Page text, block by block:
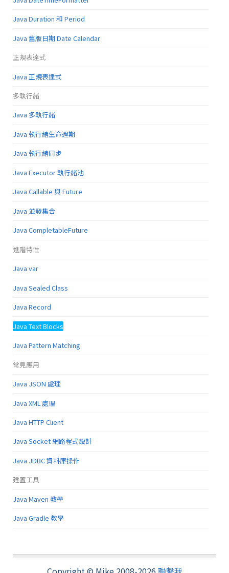
Java Duration 和 Period
Java 舊版日期 Date Calendar
正規表達式
Java 正規表達式
多執行緒
Java 多執行緒
Java 執行緒生命週期
Java 執行緒同步
Java Executor 執行緒池
Java Callable 與 Future
Java 並發集合
Java CompletableFuture
進階特性
Java var
Java Sealed Class
Java Record
Java Text Blocks
Java Pattern Matching
常見應用
Java JSON 處理
Java XML 處理
Java HTTP Client
Java Socket 網路程式設計
Java JDBC 資料庫操作
建置工具
Java Maven 教學
Java Gradle 教學